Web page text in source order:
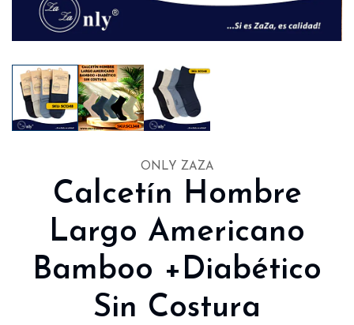
ONLY ZAZA
Calcetín Hombre
Largo Americano
Bamboo +Diabético
Sin Costura